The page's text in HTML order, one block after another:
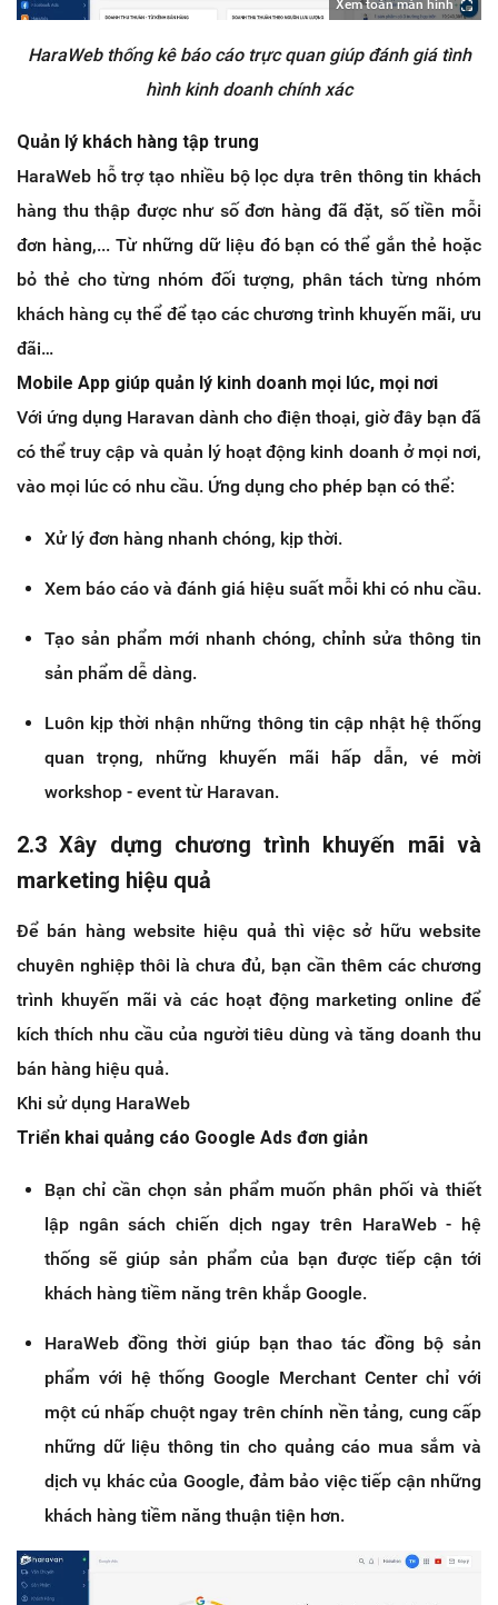
Xem toàn màn hình
HaraWeb thống kê báo cáo trực quan giúp đánh giá tình
hình kinh doanh chính xác
Quản lý khách hàng tập trung
HaraWeb hỗ trợ tạo nhiều bộ lọc dựa trên thông tin khách
hàng thu thập được như số đơn hàng đã đặt, số tiền mỗi
đơn hàng,... Từ những dữ liệu đó bạn có thể gắn thẻ hoặc
bỏ thẻ cho từng nhóm đối tượng, phân tách từng nhóm
khách hàng cụ thể để tạo các chương trình khuyến mãi, ưu
đãi…
Mobile App giúp quản lý kinh doanh mọi lúc, mọi nơi
Với ứng dụng Haravan dành cho điện thoại, giờ đây bạn đã
có thể truy cập và quản lý hoạt động kinh doanh ở mọi nơi,
vào mọi lúc có nhu cầu. Ứng dụng cho phép bạn có thể:
Xử lý đơn hàng nhanh chóng, kịp thời.
Xem báo cáo và đánh giá hiệu suất mỗi khi có nhu cầu.
Tạo sản phẩm mới nhanh chóng, chỉnh sửa thông tin
sản phẩm dễ dàng.
Luôn kịp thời nhận những thông tin cập nhật hệ thống
quan trọng, những khuyến mãi hấp dẫn, vé mời
workshop - event từ Haravan.
2.3 Xây dựng chương trình khuyến mãi và
marketing hiệu quả
Để bán hàng website hiệu quả thì việc sở hữu website
chuyên nghiệp thôi là chưa đủ, bạn cần thêm các chương
trình khuyến mãi và các hoạt động marketing online để
kích thích nhu cầu của người tiêu dùng và tăng doanh thu
bán hàng hiệu quả.
Khi sử dụng HaraWeb
Triển khai quảng cáo Google Ads đơn giản
Bạn chỉ cần chọn sản phẩm muốn phân phối và thiết
lập ngân sách chiến dịch ngay trên HaraWeb - hệ
thống sẽ giúp sản phẩm của bạn được tiếp cận tới
khách hàng tiềm năng trên khắp Google.
HaraWeb đồng thời giúp bạn thao tác đồng bộ sản
phẩm với hệ thống Google Merchant Center chỉ với
một cú nhấp chuột ngay trên chính nền tảng, cung cấp
những dữ liệu thông tin cho quảng cáo mua sắm và
dịch vụ khác của Google, đảm bảo việc tiếp cận những
khách hàng tiềm năng thuận tiện hơn.